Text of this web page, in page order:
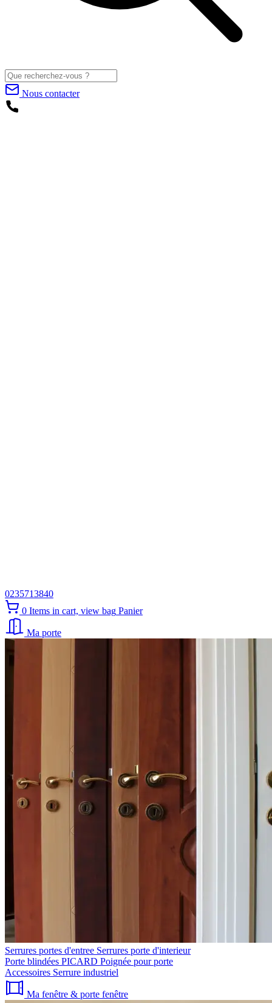
Nous contacter
0235713840
0 Items in cart, view bag Panier
Ma porte
Serrures portes d'entree Serrures porte d'interieur
Porte blindées PICARD Poignée pour porte
Accessoires Serrure industriel
Ma fenêtre & porte fenêtre